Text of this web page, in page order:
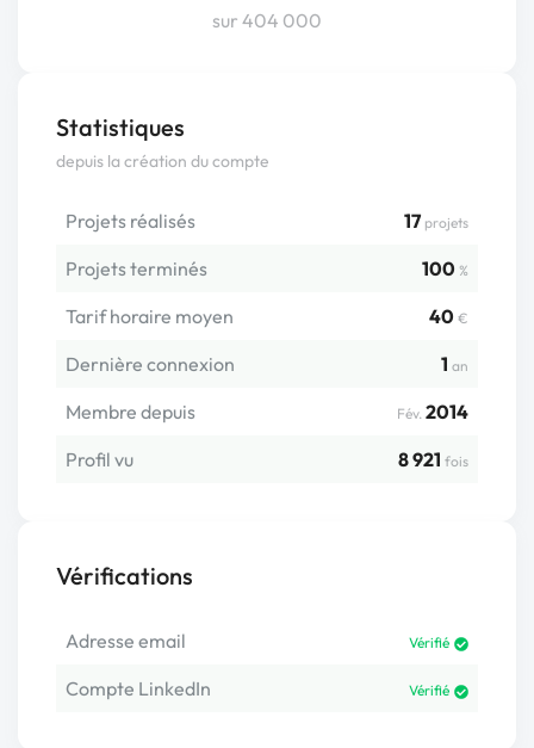
sur 404 000
Statistiques
depuis la création du compte
Projets réalisés 17 projets
Projets terminés 100 %
Tarif horaire moyen 40 €
Dernière connexion 1 an
Membre depuis Fév. 2014
Profil vu
8 921 fois
Vérifications
Adresse email Vérifié
Compte LinkedIn Vérifié